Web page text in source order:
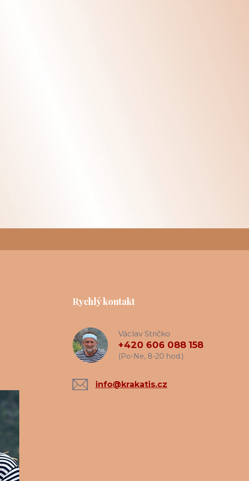
Rychlý kontakt
Václav Stričko
+420 606 088 158
(Po-Ne, 8-20 hod.)
info@krakatis.cz